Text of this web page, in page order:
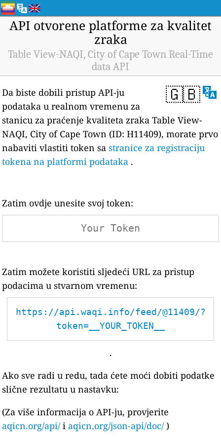
API otvorene platforme za kvalitet
zraka
Table View-NAQI, City of Cape Town Real-Time
data API
🇬🇧
Da biste dobili pristup API-ju
podataka u realnom vremenu za
stanicu za praćenje kvaliteta zraka Table View-
NAQI, City of Cape Town (ID: H11409), morate prvo
nabaviti vlastiti token sastranice za registraciju
tokena na platformi podataka .
Zatim ovdje unesite svoj token:
Zatim možete koristiti sljedeći URL za pristup
podacima u stvarnom vremenu:
https://api.waqi.info/feed/@11409/?
token=__YOUR_TOKEN__
.
Ako sve radi u redu, tada ćete moći dobiti podatke
slične rezultatu u nastavku:
(Za više informacija o API-ju, provjerite
aqicn.org/api/ i aqicn.org/json-api/doc/ )